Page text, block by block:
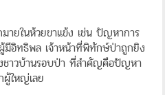
ยในห้วยขาแข้ง เช่น ปัญหาการ
มีอิทธิพล เจ้าหน้าที่พิทักษ์ป่าถูกยิง
ชาวบ้านรอบป่า ที่สำคัญคือปัญหา
ผู้ใหญ่เลย